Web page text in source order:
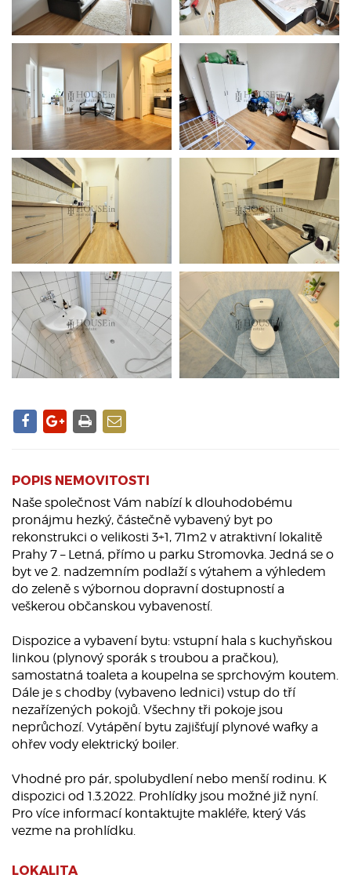
POPIS NEMOVITOSTI
Naše společnost Vám nabízí k dlouhodobému
pronájmu hezký, částečně vybavený byt po
rekonstrukci o velikosti 3+1, 71m2 v atraktivní lokalitě
Prahy 7 – Letná, přímo u parku Stromovka. Jedná se o
byt ve 2. nadzemním podlaží s výtahem a výhledem
do zeleně s výbornou dopravní dostupností a
veškerou občanskou vybaveností.
Dispozice a vybavení bytu: vstupní hala s kuchyňskou
linkou (plynový sporák s troubou a pračkou),
samostatná toaleta a koupelna se sprchovým koutem.
Dále je s chodby (vybaveno lednici) vstup do tří
nezařízených pokojů. Všechny tři pokoje jsou
neprůchozí. Vytápění bytu zajišťují plynové wafky a
ohřev vody elektrický boiler.
Vhodné pro pár, spolubydlení nebo menší rodinu. K
dispozici od 1.3.2022. Prohlídky jsou možné již nyní.
Pro více informací kontaktujte makléře, který Vás
vezme na prohlídku.
LOKALITA